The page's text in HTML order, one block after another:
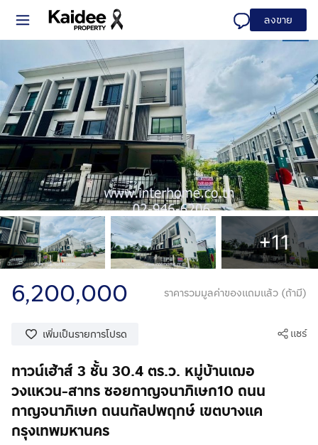
ลงขาย
+11
6,200,000 ราคารวมมูลค่าของแถมแล้ว (ถ้ามี)
เพิ่มเป็นรายการโปรด แชร์
ทาวน์เฮ้าส์ 3 ชั้น 30.4 ตร.ว. หมู่บ้านเฌอ
วงแหวน-สาทร ซอยกาญจนาภิเษก10 ถนน
กาญจนาภิเษก ถนนกัลปพฤกษ์ เขตบางแค
กรุงเทพมหานคร